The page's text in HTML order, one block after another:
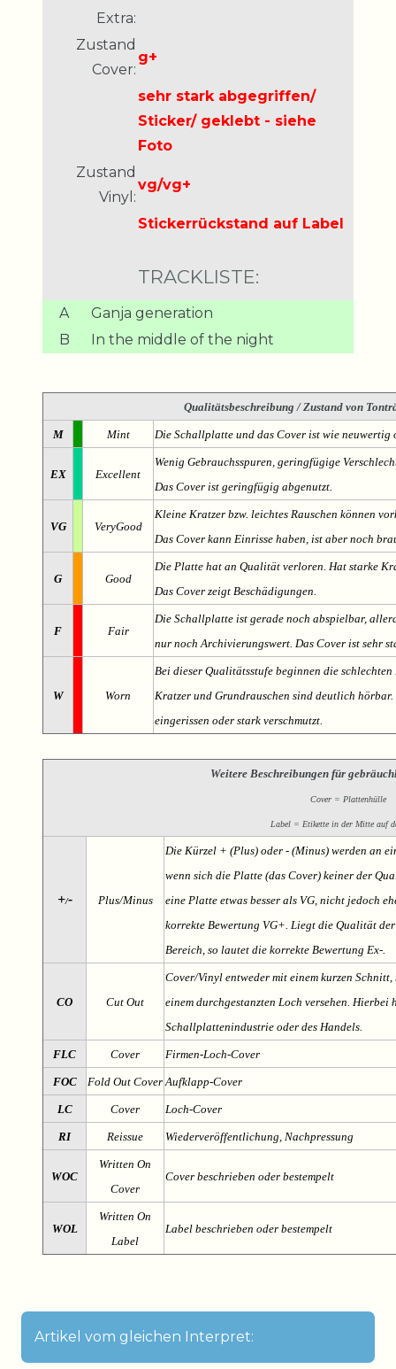
Extra:
Zustand
Cover:
g+
sehr stark abgegriffen/
Sticker/ geklebt - siehe
Foto
Zustand
Vinyl:
vg/vg+
Stickerrückstand auf Label
TRACKLISTE:
A
Ganja generation
B
In the middle of the night
Qualitätsbeschreibung / Zustand von
M Mint Die Schallplatte und das Cover ist wie
EX Excellent
Wenig Gebrauchsspuren, geringfügige
Das Cover ist geringfügig abgenutzt.
VG VeryGood
Kleine Kratzer bzw. leichtes Rauschen können
Das Cover kann Einrisse haben, ist aber noch
G Good
Die Platte hat an Qualität verloren. Hat starke
Das Cover zeigt Beschädigungen.
F Fair
Die Schallplatte ist gerade noch abspielbar,
nur noch Archivierungswert. Das Cover ist sehr
W Worn
Bei dieser Qualitätsstufe beginnen die
Kratzer und Grundrauschen sind deutlich
eingerissen oder stark verschmutzt.
Weitere Beschreibungen für
Cover = Plattenhülle
Label = Etikette in der Mitte auf
+/- Plus/Minus
Die Kürzel + (Plus) oder - (Minus) werden an
wenn sich die Platte (das Cover) keiner der
eine Platte etwas besser als VG, nicht jedoch
korrekte Bewertung VG+. Liegt die Qualität
Bereich, so lautet die korrekte Bewertung Ex-.
CO Cut Out
Cover/Vinyl entweder mit einem kurzen
einem durchgestanzten Loch versehen. Hierbei
Schallplattenindustrie oder des Handels.
FLC Cover Firmen-Loch-Cover
FOC Fold Out Cover Aufklapp-Cover
LC Cover Loch-Cover
RI Reissue Wiederveröffentlichung, Nachpressung
WOC
Written On
Cover
Cover beschrieben oder bestempelt
WOL
Written On
Label
Label beschrieben oder bestempelt
Artikel vom gleichen Interpret: